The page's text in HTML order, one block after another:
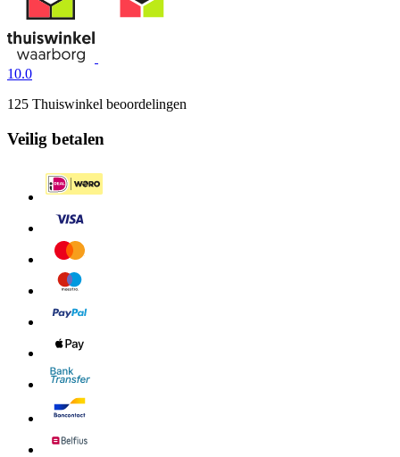
10.0
125 Thuiswinkel beoordelingen
Veilig betalen